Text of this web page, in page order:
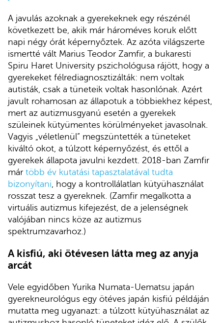
A javulás azoknak a gyerekeknek egy részénél
következett be, akik már hároméves koruk előtt
napi négy órát képernyőztek. Az azóta világszerte
ismertté vált Marius Teodor Zamfir, a bukaresti
Spiru Haret University pszichológusa rájött, hogy a
gyerekeket félrediagnosztizálták: nem voltak
autisták, csak a tüneteik voltak hasonlónak. Azért
javult rohamosan az állapotuk a többiekhez képest,
mert az autizmusgyanú esetén a gyerekek
szüleinek kütyümentes körülményeket javasolnak.
Vagyis „véletlenül” megszüntették a tüneteket
kiváltó okot, a túlzott képernyőzést, és ettől a
gyerekek állapota javulni kezdett. 2018-ban Zamfir
már több év kutatási tapasztalatával tudta
bizonyítani, hogy a kontrollálatlan kütyühasználat
rosszat tesz a gyereknek. (Zamfir megalkotta a
virtuális autizmus kifejezést, de a jelenségnek
valójában nincs köze az autizmus
spektrumzavarhoz.)
A kisfiú, aki ötévesen látta meg az anyja
arcát
Vele egyidőben Yurika Numata-Uematsu japán
gyerekneurológus egy ötéves japán kisfiú példáján
mutatta meg ugyanazt: a túlzott kütyühasználat az